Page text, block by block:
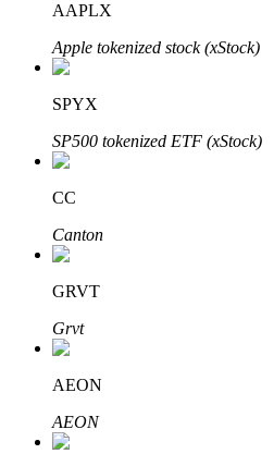
Apprenez le Staking
Découvrez comment gagner un
Partenaires Bitrue
AAPLX
Apple tokenized stock (xStock)
SPYX
SP500 tokenized ETF (xStock)
CC
Canton
GRVT
Grvt
AEON
AEON